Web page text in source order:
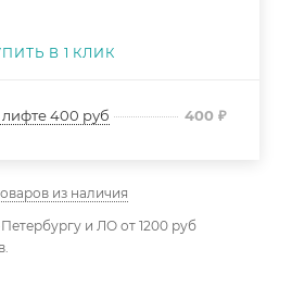
В 1 КЛИК
400 руб 400 ₽
из наличия
и ЛО от 1200 руб